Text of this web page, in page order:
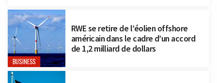
BUSINESS
RWE se retire de l’éolien offshore
américain dans le cadre d’un accord
de 1,2 milliard de dollars